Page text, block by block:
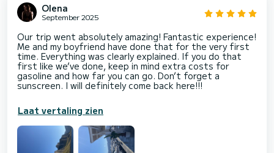
Olena
September 2025
Our trip went absolutely amazing! Fantastic experience!
Me and my boyfriend have done that for the very first
time. Everything was clearly explained. If you do that
first like we’ve done, keep in mind extra costs for
gasoline and how far you can go. Don’t forget a
sunscreen. I will definitely come back here!!!
Laat vertaling zien